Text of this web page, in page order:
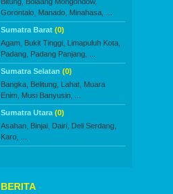
Gorontalo, Manado, Minahasa,
Sumatra Barat (0)
Agam, Bukit Tinggi, Limapuluh Kota,
Padang, Padang Panjang,
Sumatra Selatan (0)
Bangka, Belitung, Lahat, Muara
Enim, Musi Banyusin,
Sumatra Utara (0)
Asahan, Binjai, Dairi, Deli Serdang,
Karo,
BERITA